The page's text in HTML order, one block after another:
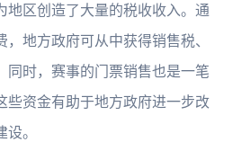
地区创造了大量的税收收入。通
地方政府可从中获得销售税、
同时，赛事的门票销售也是一笔
些资金有助于地方政府进一步改
。